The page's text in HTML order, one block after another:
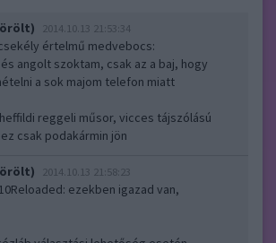
2014.10.13 21:53:34
értelmű medvebocs:
angolt szoktam, csak az a baj, hogy
a sok majom telefon miatt
reggeli műsor, vicces tájszólású
csak podakármin jön
2014.10.13 21:58:23
: ezekben igazad van,